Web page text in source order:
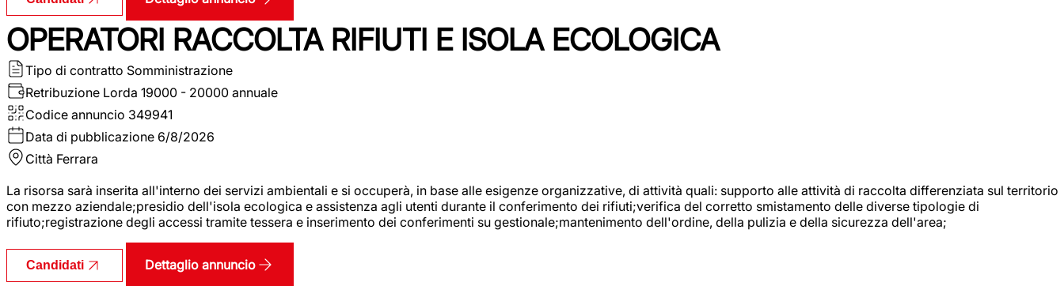
OPERATORI RACCOLTA RIFIUTI E ISOLA ECOLOGICA
Tipo di contratto Somministrazione
Retribuzione Lorda 19000 - 20000 annuale
Codice annuncio 349941
Data di pubblicazione 6/8/2026
Città Ferrara
La risorsa sarà inserita all'interno dei servizi ambientali e si occuperà, in base alle esigenze organizzative, di attività quali: supporto alle attività di raccolta differenziata sul territorio
con mezzo aziendale;presidio dell'isola ecologica e assistenza agli utenti durante il conferimento dei rifiuti;verifica del corretto smistamento delle diverse tipologie di
rifiuto;registrazione degli accessi tramite tessera e inserimento dei conferimenti su gestionale;mantenimento dell'ordine, della pulizia e della sicurezza dell'area;
Candidati Dettaglio annuncio